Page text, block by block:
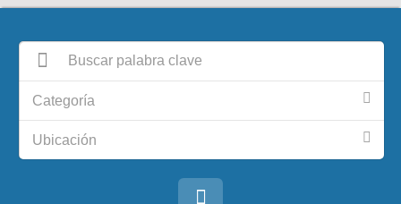
Categoría
Ubicación